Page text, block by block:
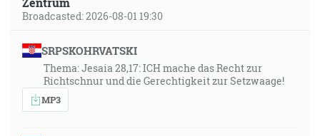
Broadcasted: 2026-08-01 19:30
SRPSKOHRVATSKI
Thema: Jesaia 28,17: ICH mache das Recht zur
Richtschnur und die Gerechtigkeit zur Setzwaage!
MP3